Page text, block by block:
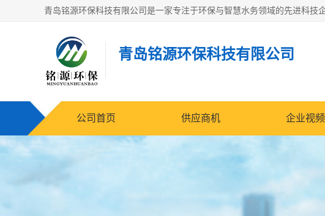
青岛铭源环保科技有限公司
公司首页 供应商机 企业视频